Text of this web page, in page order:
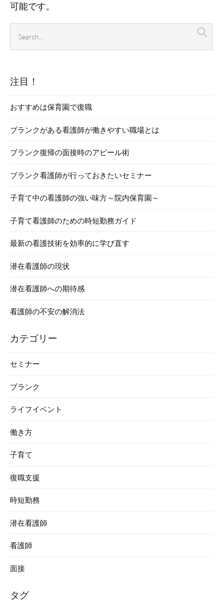
可能です。
archives
注目！
おすすめは保育園で復職
ブランクがある看護師が働きやすい職場とは
ブランク復帰の面接時のアピール術
ブランク看護師が行っておきたいセミナー
子育て中の看護師の強い味方～院内保育園～
子育て看護師のための時短勤務ガイド
最新の看護技術を効率的に学び直す
潜在看護師の現状
潜在看護師への期待感
看護師の不安の解消法
カテゴリー
セミナー
ブランク
ライフイベント
働き方
子育て
復職支援
時短勤務
潜在看護師
看護師
面接
タグ